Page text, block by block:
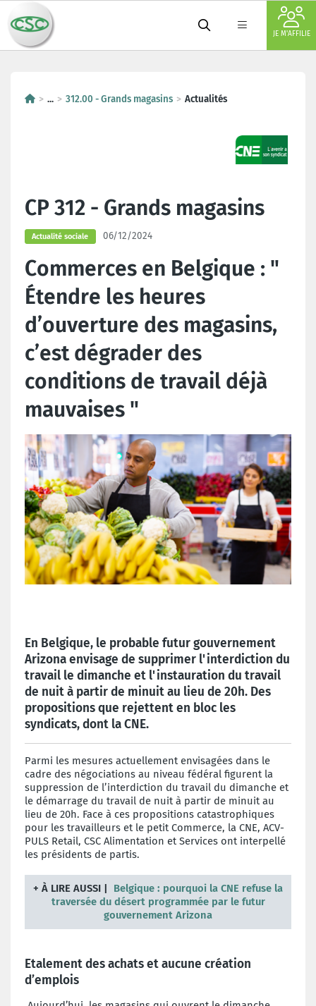
JE M'AFFILIE
... 312.00 - Grands magasins Actualités
CP 312 - Grands magasins
Actualité sociale 06/12/2024
Commerces en Belgique : "
Étendre les heures
d’ouverture des magasins,
c’est dégrader des
conditions de travail déjà
mauvaises "
En Belgique, le probable futur gouvernement
Arizona envisage de supprimer l'interdiction du
travail le dimanche et l'instauration du travail
de nuit à partir de minuit au lieu de 20h. Des
propositions que rejettent en bloc les
syndicats, dont la CNE.
Parmi les mesures actuellement envisagées dans le
cadre des négociations au niveau fédéral figurent la
suppression de l’interdiction du travail du dimanche et
le démarrage du travail de nuit à partir de minuit au
lieu de 20h. Face à ces propositions catastrophiques
pour les travailleurs et le petit Commerce, la CNE, ACV-
PULS Retail, CSC Alimentation et Services ont interpellé
les présidents de partis.
+ À LIRE AUSSI |
Belgique : pourquoi la CNE refuse la
traversée du désert programmée par le futur
gouvernement Arizona
Etalement des achats et aucune création
d’emplois